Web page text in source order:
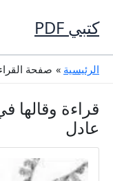
إلى
المحتوى
كتبي PDF
الرئيسية صفحة
عادل